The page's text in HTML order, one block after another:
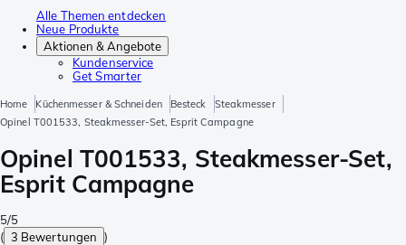
Alle Themen entdecken
Neue Produkte
Aktionen & Angebote
Kundenservice
Get Smarter
Home Küchenmesser & Schneiden Besteck
Steakmesser
Opinel T001533, Steakmesser-Set, Esprit Campagne
Opinel T001533, Steakmesser-Set,
Esprit Campagne
5/5
( 3 Bewertungen )